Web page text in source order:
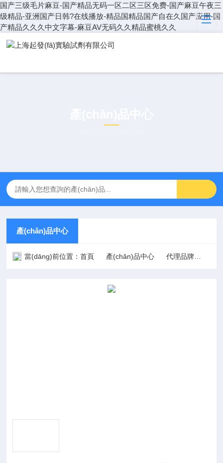
国产三级毛片麻豆-国产精品无码一区二区三区免费-国产麻豆午夜三
级精品-亚洲国产日韩?在线播放-精品国精品国产自在久国产应用-国
产精品久久久中文字幕-麻豆AV无码久久精品蜜桃久久
產(chǎn)品中心
當(dāng)前位置：首頁 產(chǎn)品中心 代理品牌